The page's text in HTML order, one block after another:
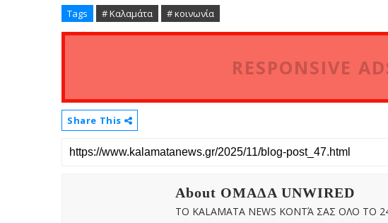
Tags # Καλαμάτα # κοινωνία
RESPONSIVE
Share This
About OMAΔΑ UNWIRED
ΤΟ KALAMATA NEWS ΚΟΝΤΆ ΣΑΣ ΟΛΟ ΤΟ